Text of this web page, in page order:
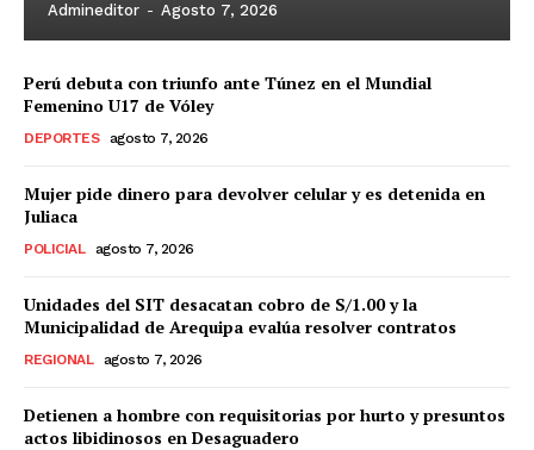
Admineditor - Agosto 7, 2026
Perú debuta con triunfo ante Túnez en el Mundial
Femenino U17 de Vóley
DEPORTES agosto 7, 2026
Mujer pide dinero para devolver celular y es detenida en
Juliaca
POLICIAL agosto 7, 2026
Unidades del SIT desacatan cobro de S/1.00 y la
Municipalidad de Arequipa evalúa resolver contratos
REGIONAL agosto 7, 2026
Detienen a hombre con requisitorias por hurto y presuntos
actos libidinosos en Desaguadero